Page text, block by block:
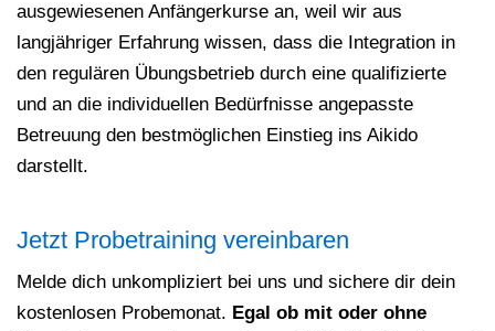
ausgewiesenen Anfängerkurse an, weil wir aus
langjähriger Erfahrung wissen, dass die Integration in
den regulären Übungsbetrieb durch eine qualifizierte
und an die individuellen Bedürfnisse angepasste
Betreuung den bestmöglichen Einstieg ins Aikido
darstellt.
Jetzt Probetraining vereinbaren
Melde dich unkompliziert bei uns und sichere dir dein
kostenlosen Probemonat. Egal ob mit oder ohne